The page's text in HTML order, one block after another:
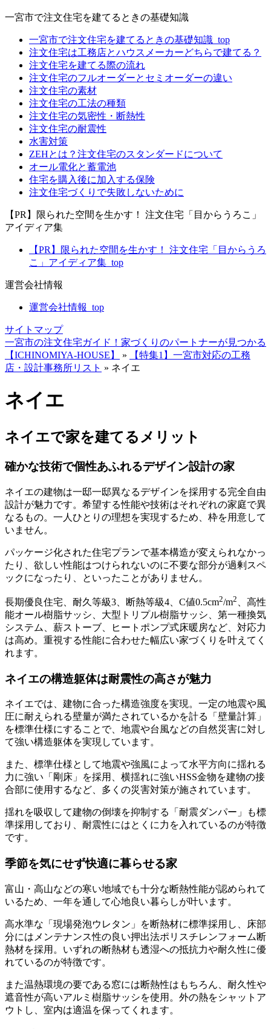
一宮市で注文住宅を建てるときの基礎知識
一宮市で注文住宅を建てるときの基礎知識_top
注文住宅は工務店とハウスメーカーどちらで建てる？
注文住宅を建てる際の流れ
注文住宅のフルオーダーとセミオーダーの違い
注文住宅の素材
注文住宅の工法の種類
注文住宅の気密性・断熱性
注文住宅の耐震性
水害対策
ZEHとは？注文住宅のスタンダードについて
オール電化と蓄電池
住宅を購入後に加入する保険
注文住宅づくりで失敗しないために
【PR】限られた空間を生かす！ 注文住宅「目からうろこ」
アイディア集
【PR】限られた空間を生かす！ 注文住宅「目からうろ
こ」アイディア集_top
運営会社情報
運営会社情報_top
サイトマップ
一宮市の注文住宅ガイド！家づくりのパートナーが見つかる
【ICHINOMIYA-HOUSE】
»
【特集1】一宮市対応の工務
店・設計事務所リスト » ネイエ
ネイエ
ネイエで家を建てるメリット
確かな技術で個性あふれるデザイン設計の家
ネイエの建物は一邸一邸異なるデザインを採用する完全自由
設計が魅力です。希望する性能や技術はそれぞれの家庭で異
なるもの。一人ひとりの理想を実現するため、枠を用意して
いません。
パッケージ化された住宅プランで基本構造が変えられなかっ
たり、欲しい性能はつけられないのに不要な部分が過剰スペ
ックになったり、といったことがありません。
長期優良住宅、耐久等級3、断熱等級4、C値0.5cm2/m2
、高性
能オール樹脂サッシ、大型トリプル樹脂サッシ、第一種換気
システム、薪ストーブ、ヒートポンプ式床暖房など、対応力
は高め。 重視する性能に合わせた幅広い家づくり を叶えてく
れます。
ネイエの構造躯体は耐震性の高さが魅力
ネイエでは、建物に合った構造強度を実現。一定の地震や風
圧に耐えられる壁量が満たされているかを計る
「壁量計算」
を標準仕様にすることで、地震や台風などの自然災害に対し
て強い構造躯体を実現しています。
また、標準仕様として地震や強風によって水平方向に揺れる
力に強い「剛床」を採用、横揺れに強いHSS金物を建物の接
合部に使用するなど、多くの災害対策が施されています。
揺れを吸収して建物の倒壊を抑制する「耐震ダンパー」も標
準採用しており、耐震性にはとくに力を入れているのが特徴
です。
季節を気にせず快適に暮らせる家
富山・高山などの寒い地域でも十分な断熱性能が認められて
いるため、一年を通して心地良い暮らしが叶います。
高水準な 「現場発泡ウレタン」を断熱材に標準採用 し、床部
分にはメンテナンス性の良い押出法ポリスチレンフォーム断
熱材を採用。いずれの断熱材も透湿への抵抗力や耐久性に優
れているのが特徴です。
また温熱環境の要である窓には断熱性はもちろん、耐久性や
遮音性が高いアルミ樹脂サッシを使用。外の熱をシャットア
ウトし、室内は適温を保ってくれます。